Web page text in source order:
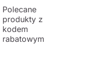
Polecane
produkty z
kodem
rabatowym